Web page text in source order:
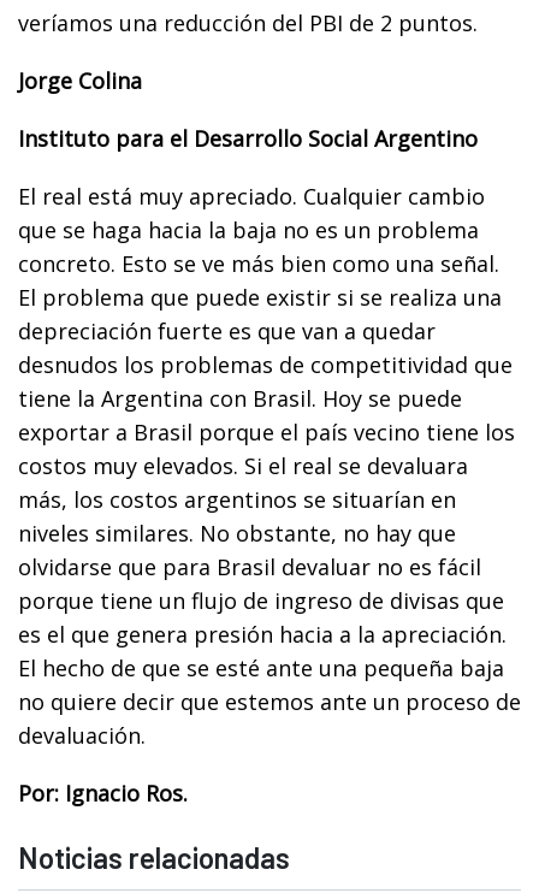
veríamos una reducción del PBI de 2 puntos.
Jorge Colina
Instituto para el Desarrollo Social Argentino
El real está muy apreciado. Cualquier cambio
que se haga hacia la baja no es un problema
concreto. Esto se ve más bien como una señal.
El problema que puede existir si se realiza una
depreciación fuerte es que van a quedar
desnudos los problemas de competitividad que
tiene la Argentina con Brasil. Hoy se puede
exportar a Brasil porque el país vecino tiene los
costos muy elevados. Si el real se devaluara
más, los costos argentinos se situarían en
niveles similares. No obstante, no hay que
olvidarse que para Brasil devaluar no es fácil
porque tiene un flujo de ingreso de divisas que
es el que genera presión hacia a la apreciación.
El hecho de que se esté ante una pequeña baja
no quiere decir que estemos ante un proceso de
devaluación.
Por: Ignacio Ros.
Noticias relacionadas